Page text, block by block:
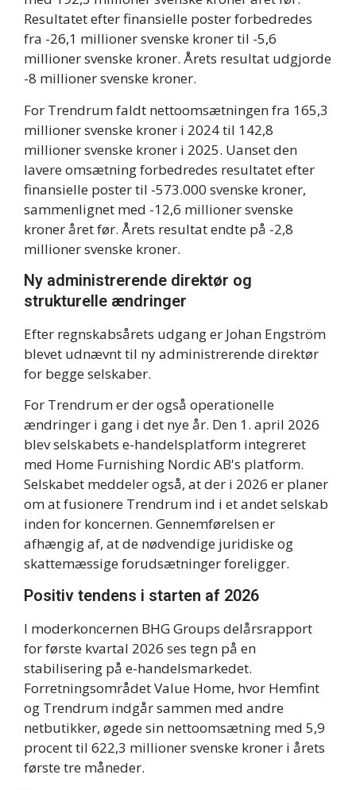
Resultatet efter finansielle poster forbedredes
fra -26,1 millioner svenske kroner til -5,6
millioner svenske kroner. Årets resultat udgjorde
-8 millioner svenske kroner.
For Trendrum faldt nettoomsætningen fra 165,3
millioner svenske kroner i 2024 til 142,8
millioner svenske kroner i 2025. Uanset den
lavere omsætning forbedredes resultatet efter
finansielle poster til -573.000 svenske kroner,
sammenlignet med -12,6 millioner svenske
kroner året før. Årets resultat endte på -2,8
millioner svenske kroner.
Ny administrerende direktør og
strukturelle ændringer
Efter regnskabsårets udgang er Johan Engström
blevet udnævnt til ny administrerende direktør
for begge selskaber.
For Trendrum er der også operationelle
ændringer i gang i det nye år. Den 1. april 2026
blev selskabets e-handelsplatform integreret
med Home Furnishing Nordic AB's platform.
Selskabet meddeler også, at der i 2026 er planer
om at fusionere Trendrum ind i et andet selskab
inden for koncernen. Gennemførelsen er
afhængig af, at de nødvendige juridiske og
skattemæssige forudsætninger foreligger.
Positiv tendens i starten af 2026
I moderkoncernen BHG Groups delårsrapport
for første kvartal 2026 ses tegn på en
stabilisering på e-handelsmarkedet.
Forretningsområdet Value Home, hvor Hemfint
og Trendrum indgår sammen med andre
netbutikker, øgede sin nettoomsætning med 5,9
procent til 622,3 millioner svenske kroner i årets
første tre måneder.